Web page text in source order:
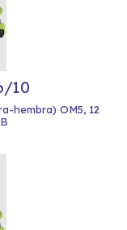
10
hembra) OM5, 12